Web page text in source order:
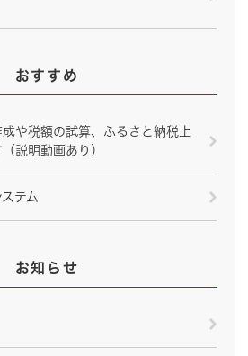
おすすめ
や税額の試算、ふるさと納税上
説明動画あり）
テム
お知らせ